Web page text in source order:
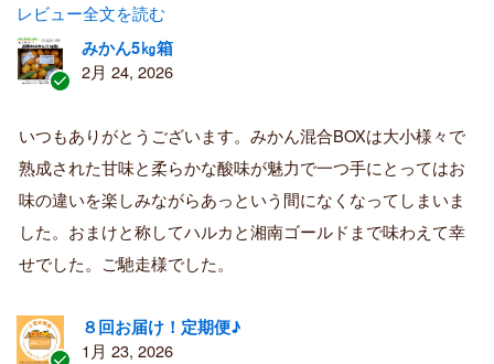
レビュー全文を読む
証
済
み
購
者
みかん5㎏箱
2月 24, 2026
いつもありがとうございます。みかん混合BOXは大小様々で
熟成された甘味と柔らかな酸味が魅力で一つ手にとってはお
味の違いを楽しみながらあっという間になくなってしまいま
した。おまけと称してハルカと湘南ゴールドまで味わえて幸
せでした。ご馳走様でした。
８回お届け！定期便♪
1月 23, 2026